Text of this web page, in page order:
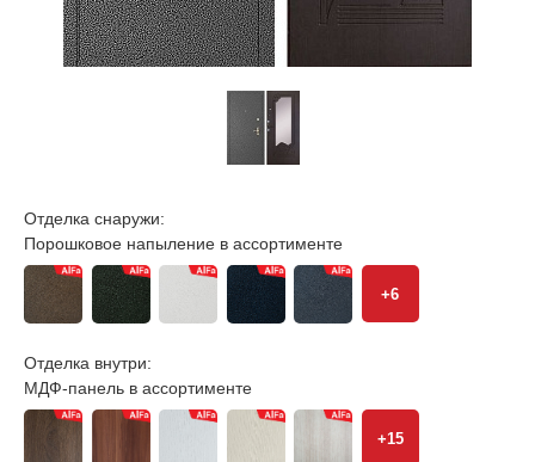
Отделка снаружи:
Порошковое напыление в ассортименте
+6
Отделка внутри:
МДФ-панель в ассортименте
+15